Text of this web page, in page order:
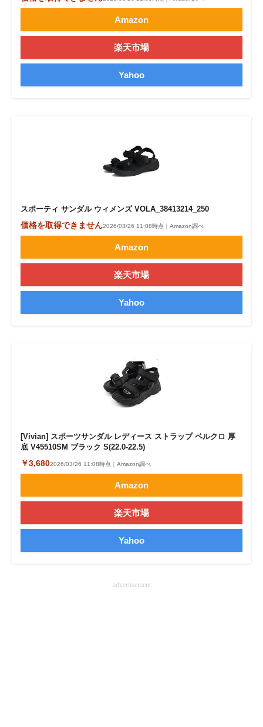
Amazon
楽天市場
Yahoo
スポーティ サンダル ウィメンズ VOLA_38413214_250
価格を取得できません2026/03/26 11:08時点｜Amazon調べ
Amazon
楽天市場
Yahoo
[Vivian] スポーツサンダル レディース ストラップ ベルクロ 厚
底 V45510SM ブラック S(22.0-22.5)
￥3,6802026/03/26 11:08時点｜Amazon調べ
Amazon
楽天市場
Yahoo
advertisement